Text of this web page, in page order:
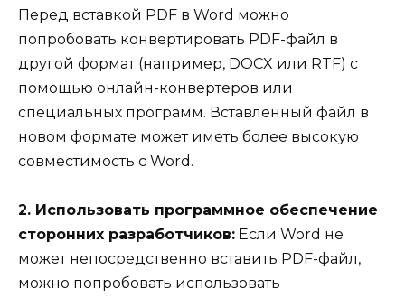
Перед вставкой PDF в Word можно
попробовать конвертировать PDF-файл в
другой формат (например, DOCX или RTF) с
помощью онлайн-конвертеров или
специальных программ. Вставленный файл в
новом формате может иметь более высокую
совместимость с Word.
2. Использовать программное обеспечение
сторонних разработчиков: Если Word не
может непосредственно вставить PDF-файл,
можно попробовать использовать